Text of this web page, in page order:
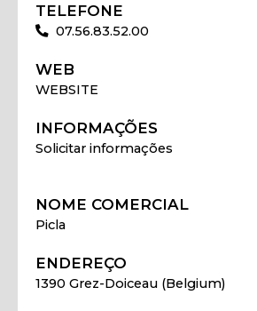
TELEFONE
07.56.83.52.00
WEB
WEBSITE
INFORMAÇÕES
Solicitar informações
NOME COMERCIAL
Picla
ENDEREÇO
1390 Grez-Doiceau (Belgium)